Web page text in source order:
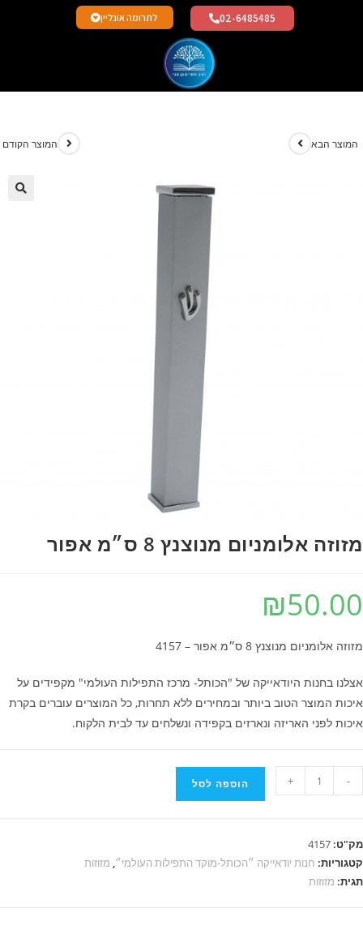
לתרומה אונליין 02-6485485
המוצר הקודם הבא
אלומניום מנוצנץ 8 ס״מ אפור
₪
אלומניום מנוצנץ 8 ס״מ אפור – 4157
בחנות היודאייקה של "הכותל- מרכז התפילות העולמי" מקפידים על
המוצר הטוב ביותר ובמחירים ללא תחרות, כל המוצרים עוברים בקרת
לפני האריזה ונארזים בקפידה ונשלחים עד לבית הלקוח.
הוספה לסל
4157
חנות יודאייקה ״הכותל-מוקד התפילות העולמי״,מזוזות
מזוזות